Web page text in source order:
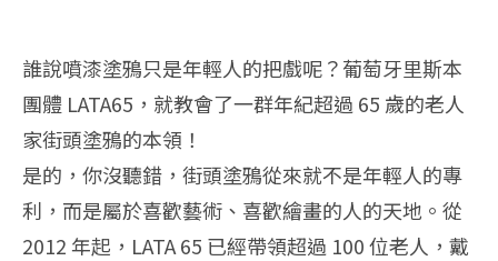
誰說噴漆塗鴉只是年輕人的把戲呢？葡萄牙里斯本
團體 LATA65，就教會了一群年紀超過 65 歲的老人
家街頭塗鴉的本領！
是的，你沒聽錯，街頭塗鴉從來就不是年輕人的專
利，而是屬於喜歡藝術、喜歡繪畫的人的天地。從
2012 年起，LATA 65 已經帶領超過 100 位老人，戴